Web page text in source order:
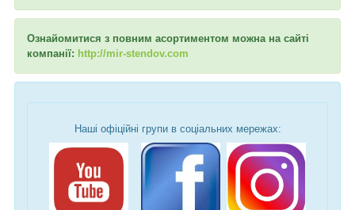
Ознайомитися з повним асортиментом можна на сайті
компанії: http://mir-stendov.com
Наші офіційні групи в соціальних мережах: